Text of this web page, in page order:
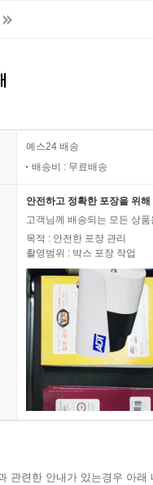
넘게 수익 낸 부속토지
매 팁 | 도로 투자의 다섯
돈 버는 낙찰 후 명도 : 점
빠른 명도를 돕는다
리지 말자
증명 보내는 방법
투자 기회가 많아진다
기에 있다
아무도 알려 주지 않는 경
용한 인터넷 사이트 및 앱
예스24 배송
배송비 : 무료배송
안전하고 정확한 포장을 위
고객님께 배송되는 모든 상
목적 : 안전한 포장 관리
촬영범위 : 박스 포장 작업
관련한 안내가 있는경우 아